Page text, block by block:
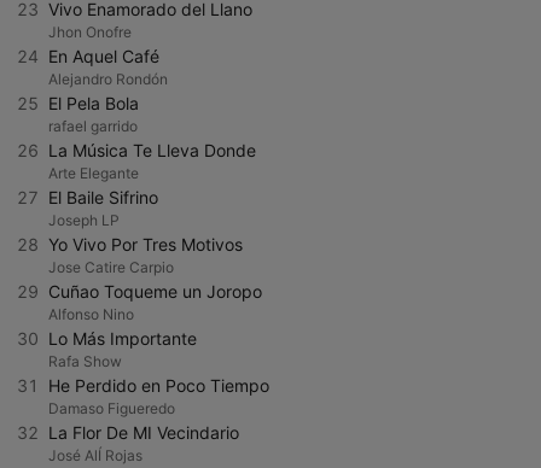
23 Vivo Enamorado del Llano
Jhon Onofre
24 En Aquel Café
Alejandro Rondón
25 El Pela Bola
rafael garrido
26 La Música Te Lleva Donde
Arte Elegante
27 El Baile Sifrino
Joseph LP
28 Yo Vivo Por Tres Motivos
Jose Catire Carpio
29 Cuñao Toqueme un Joropo
Alfonso Nino
30 Lo Más Importante
Rafa Show
31 He Perdido en Poco Tiempo
Damaso Figueredo
32 La Flor De MI Vecindario
José AlÍ Rojas